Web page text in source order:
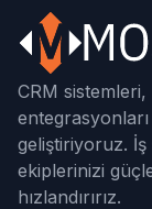
CRM
geliştiriyoruz.
ekiplerinizi
hızlandırırız.